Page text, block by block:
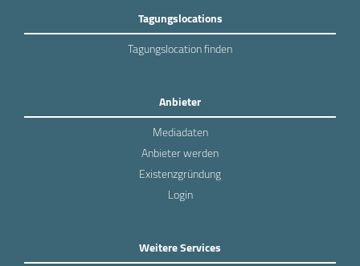
Tagungslocations
Tagungslocation finden
Anbieter
Mediadaten
Anbieter werden
Existenzgründung
Login
Weitere Services